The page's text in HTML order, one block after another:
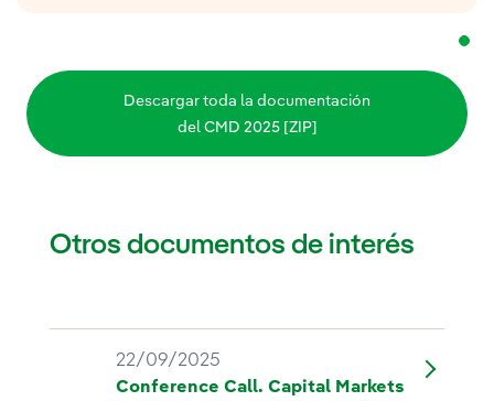
Descargar toda la documentación
del CMD 2025 [ZIP]
Otros documentos de interés
22/09/2025
Conference Call. Capital Markets